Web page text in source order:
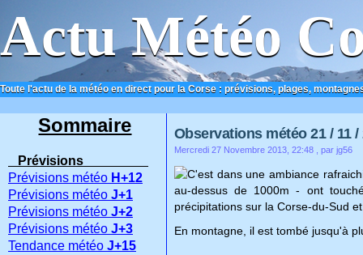
Actu Météo
Toute l'actu de la météo en direct pour la Corse : prévisions, plages,
ACCUEIL CONTACT
Observations météo 21 / 11 /
Mercredi 27 Novembre 2013, 22:48 , par jg56
C'est dans une ambiance
au-dessus de 1000m - ont
précipitations sur la Corse-du-Sud
En montagne, il est tombé jusqu'à
Sommaire
Prévisions
Prévisions météo H+12
Prévisions météo J+1
Prévisions météo J+2
Prévisions météo J+3
Tendance météo J+15